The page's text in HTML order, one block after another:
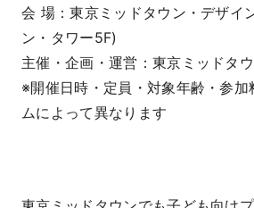
会 場：東京ミッドタウン・デザイ
ン・タワー5F)
主催・企画・運営：東京ミッドタ
※開催日時・定員・対象年齢・参加
ムによって異なります